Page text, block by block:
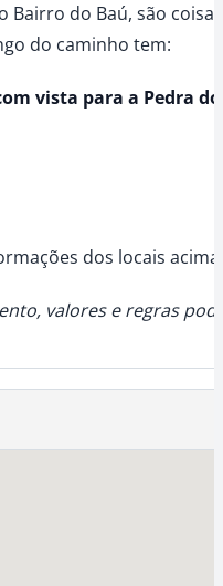
Bairro do Baú, são
do caminho tem:
vista para a Pedra
dos locais
valores e regras